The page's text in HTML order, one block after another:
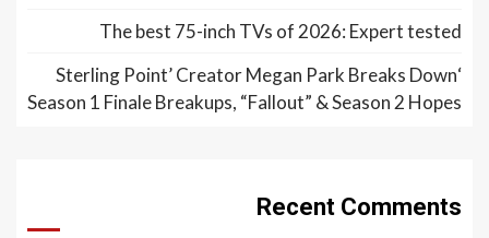
The best 75-inch TVs of 2026: Expert tested
‘Sterling Point’ Creator Megan Park Breaks Down
Season 1 Finale Breakups, “Fallout” & Season 2 Hopes
Recent Comments